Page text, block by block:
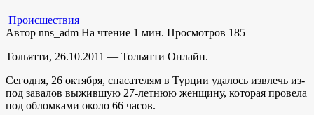
Происшествия
Автор nns_adm На чтение 1 мин. Просмотров 185
Тольятти, 26.10.2011 — Тольятти Онлайн.
Сегодня, 26 октября, спасателям в Турции удалось извлечь из-
под завалов выжившую 27-летнюю женщину, которая провела
под обломками около 66 часов.